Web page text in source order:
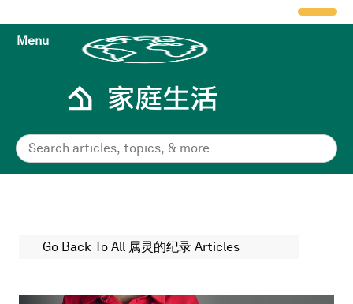
Menu
Go Back To All 属灵的纪录 Articles